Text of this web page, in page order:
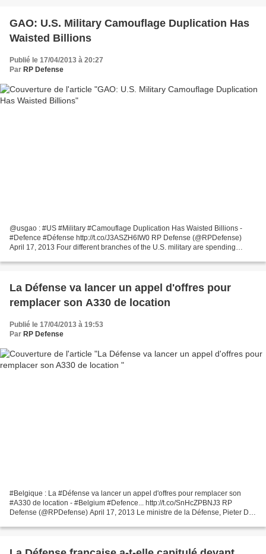
GAO: U.S. Military Camouflage Duplication Has
Waisted Billions
Publié le 17/04/2013 à 20:27
Par RP Defense
@usgao : #US #Military #Camouflage Duplication Has Waisted Billions -
#Defence #Défense http://t.co/J3ASZH6IW0 RP Defense (@RPDefense)
April 17, 2013 Four different branches of the U.S. military are spending
La Défense va lancer un appel d'offres pour
remplacer son A330 de location
Publié le 17/04/2013 à 19:53
Par RP Defense
#Belgique : La #Défense va lancer un appel d'offres pour remplacer son
#A330 de location - #Belgium #Defence... http://t.co/SnHcZPBNJ3 RP
Defense (@RPDefense) April 17, 2013 Le ministre de la Défense, Pieter De